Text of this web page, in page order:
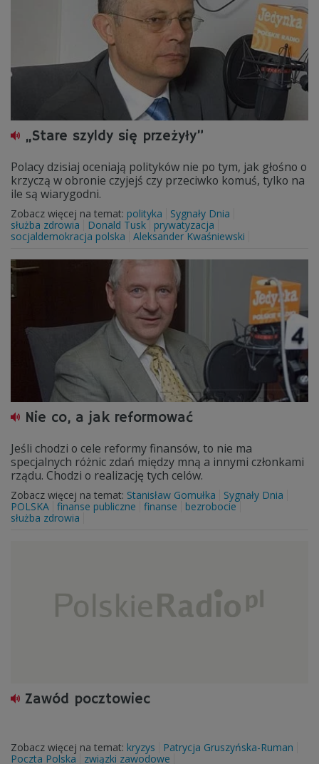
„Stare szyldy się przeżyły”
Polacy dzisiaj oceniają polityków nie po tym, jak głośno o
krzyczą w obronie czyjejś czy przeciwko komuś, tylko na
ile są wiarygodni.
Zobacz więcej na temat: polityka
Sygnały Dnia
służba zdrowia
Donald Tusk
prywatyzacja
socjaldemokracja polska
Aleksander Kwaśniewski
Nie co, a jak reformować
Jeśli chodzi o cele reformy finansów, to nie ma
specjalnych różnic zdań między mną a innymi członkami
rządu. Chodzi o realizację tych celów.
Zobacz więcej na temat: Stanisław Gomułka
Sygnały Dnia
POLSKA finanse publiczne finanse
bezrobocie
służba zdrowia
Zawód pocztowiec
Zobacz więcej na temat: kryzys
Patrycja Gruszyńska-Ruman
Poczta Polska
związki zawodowe